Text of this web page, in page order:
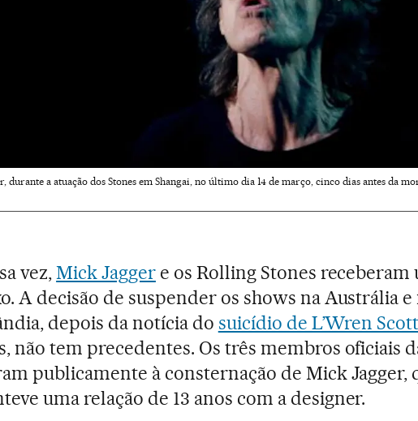
durante a atuação dos Stones em Shangai, no último dia 14 de março, cinco dias antes da
vez,Mick Jaggere os Rolling Stones receberam
A decisão de suspender os shows na Austrália e
depois da notícia do suicídio de L’Wren Scott
não tem precedentes. Os três membros oficiais
publicamente à consternação de Mick Jagger,
uma relação de 13 anos com a designer.